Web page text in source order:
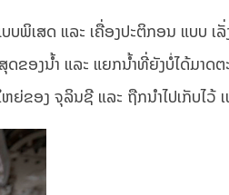
ບບພິເສດ ແລະ ເຄື່ອງປະຕິກອນ ແບບ
ດຂອງນໍ້າ ແລະ ແຍກນໍ້າທີ່ຍັງບໍ່ໄດ້ມາ
ຍ່ຂອງ ຈຸລິນຊີ ແລະ ຖືກນຳໄປເກັບໄວ້